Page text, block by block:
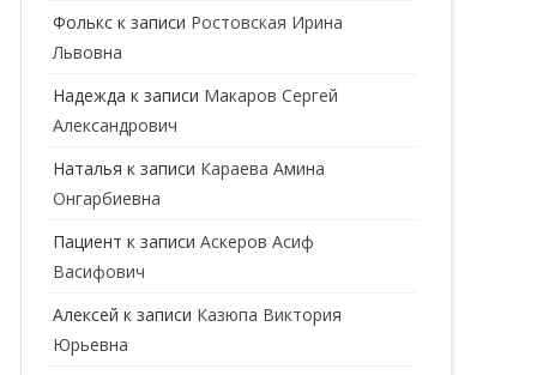
ДЕТСКИЙ ХИРУРГ
ПЕРИНАТАЛЬНЫЙ ПСИХОЛОГ
КАРДИОЛОГ
КОСМЕТОЛОГ
МАССАЖИСТ
НАРКОЛОГ
НЕВРОПАТОЛОГ
Фолькс к записи Ростовская Ирина
Львовна
Надежда к записи Макаров Сергей
Александрович
Наталья к записи Караева Амина
Онгарбиевна
Пациент к записиАскеров Асиф
Васифович
Алексей к записи Казюпа Виктория
Юрьевна